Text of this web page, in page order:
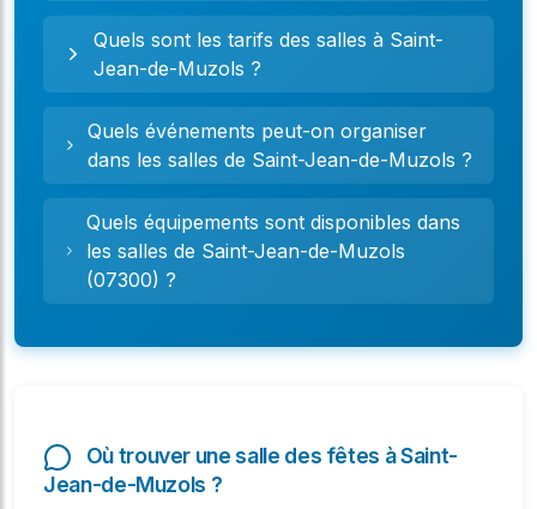
Quels sont les tarifs des salles à Saint-
Jean-de-Muzols ?
Quels événements peut-on organiser
dans les salles de Saint-Jean-de-Muzols ?
Quels équipements sont disponibles dans
les salles de Saint-Jean-de-Muzols
(07300) ?
Où trouver une salle des fêtes à Saint-
Jean-de-Muzols ?